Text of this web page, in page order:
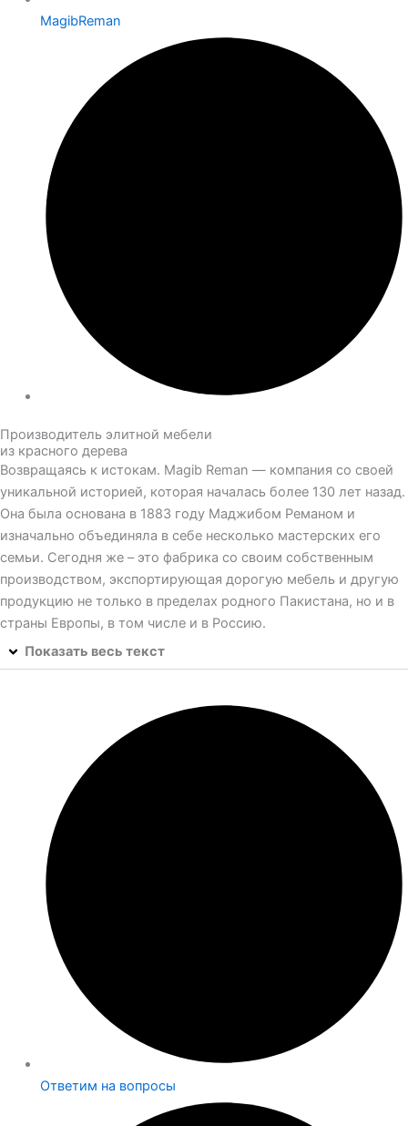
MagibReman
Производитель элитной мебели
из красного дерева
Возвращаясь к истокам. Magib Reman — компания со своей
уникальной историей, которая началась более 130 лет назад.
Она была основана в 1883 году Маджибом Реманом и
изначально объединяла в себе несколько мастерских его
семьи. Сегодня же – это фабрика со своим собственным
производством, экспортирующая дорогую мебель и другую
продукцию не только в пределах родного Пакистана, но и в
страны Европы, в том числе и в Россию.
Показать весь текст
Ответим на вопросы